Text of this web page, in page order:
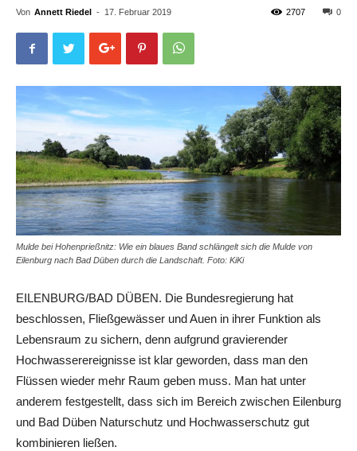
Von Annett Riedel - 17. Februar 2019 0
2707
Mulde bei Hohenprießnitz: Wie ein blaues Band schlängelt sich die Mulde von
Eilenburg nach Bad Düben durch die Landschaft. Foto: KiKi
EILENBURG/BAD DÜBEN. Die Bundesregierung hat
beschlossen, Fließgewässer und Auen in ihrer Funktion als
Lebensraum zu sichern, denn aufgrund gravierender
Hochwasserereignisse ist klar geworden, dass man den
Flüssen wieder mehr Raum geben muss. Man hat unter
anderem festgestellt, dass sich im Bereich zwischen Eilenburg
und Bad Düben Naturschutz und Hochwasserschutz gut
kombinieren ließen.